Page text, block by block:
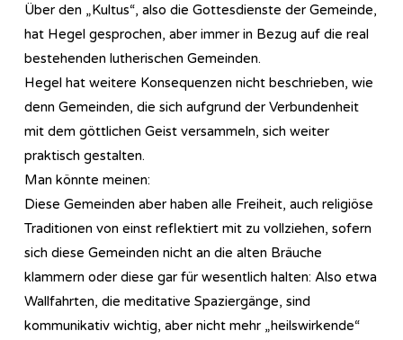
Über den „Kultus“, also die Gottesdienste der Gemeinde,
hat Hegel gesprochen, aber immer in Bezug auf die real
bestehenden lutherischen Gemeinden.
Hegel hat weitere Konsequenzen nicht beschrieben, wie
denn Gemeinden, die sich aufgrund der Verbundenheit
mit dem göttlichen Geist versammeln, sich weiter
praktisch gestalten.
Man könnte meinen:
Diese Gemeinden aber haben alle Freiheit, auch religiöse
Traditionen von einst reflektiert mit zu vollziehen, sofern
sich diese Gemeinden nicht an die alten Bräuche
klammern oder diese gar für wesentlich halten: Also etwa
Wallfahrten, die meditative Spaziergänge, sind
kommunikativ wichtig, aber nicht mehr „heilswirkende“